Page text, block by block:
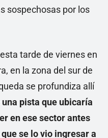
sospechosas por los
tarde de viernes en
en la zona del sur de
se profundiza allí
una pista que ubicaría
en ese sector antes
se lo vio ingresar a